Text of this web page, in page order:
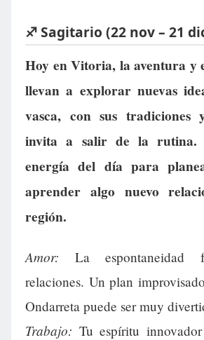
♐ Sagitario (22 nov – 21
Hoy en Vitoria, la aventura y
llevan a explorar nuevas
vasca, con sus tradiciones
invita a salir de la rutina.
energía del día para
aprender algo nuevo
región.
Amor: La espontaneidad
relaciones. Un plan
Ondarreta puede ser muy
Trabajo: Tu espíritu